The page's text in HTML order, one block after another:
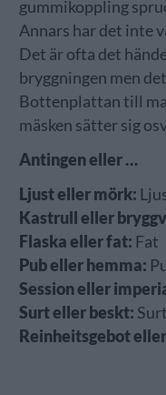
gummikoppling
Annars har det inte
Det är ofta det
bryggningen men
Bottenplattan till
mäsken sätter sig
Antingen eller …
Ljust eller mörk:
Kastrull eller
Flaska eller fat: Fat
Pub eller hemma:
Session eller
Surt eller beskt: Surt
Reinheitsgebot